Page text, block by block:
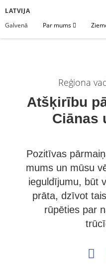
LATVIJA
Galvenā
Par mums
Reģiona
Atšķirību
Ciānas
Pozitīvas
mums un mūsu
ieguldījumu, būt
prāta, dzīvot
rūpēties par